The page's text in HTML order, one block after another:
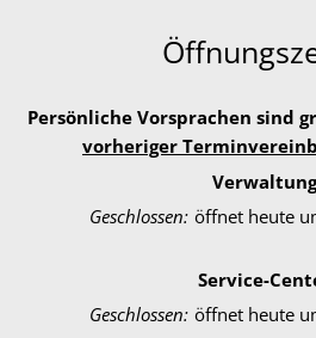
Persönliche Vorsprachen sind
vorheriger
Klicken, um weitere
Geschlossen: öffnet heute
Service-
Klicken, um weitere
Geschlossen: öffnet heute